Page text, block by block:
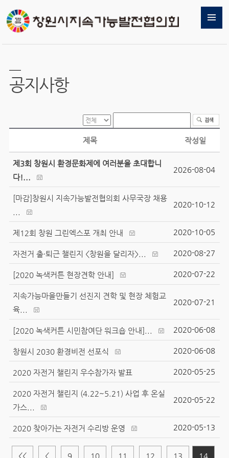
공지사항
제목 작성일
제3회 창원시 환경문화제에 여러분을 초대합니
다!...
2026-08-04
[마감]창원시 지속가능발전협의회 사무국장 채용
2020-10-12
제12회 창원 그린엑스포 개최 안내 2020-10-05
자전거 출·퇴근 챌린지 <창원을 달리자>... 2020-08-27
[2020 녹색커튼 현장견학 안내] 2020-07-22
지속가능마을만들기 선진지 견학 및 현장 체험교
육...
2020-07-21
[2020 녹색커튼 시민참여단 워크숍 안내]... 2020-06-08
창원시 2030 환경비전 선포식 2020-06-08
2020 자전거 챌린지 우수참가자 발표 2020-05-25
2020 자전거 챌린지 (4.22~5.21) 사업 후 온실
가스...
2020-05-22
2020 찾아가는 자전거 수리방 운영 2020-05-13
<< < 9 10 11 12 13 14